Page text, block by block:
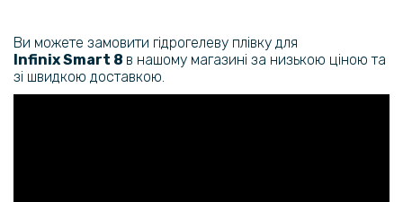
Ви можете замовити гідрогелеву плівку для
InfinixSmart 8 в нашому магазині за низькою ціною та
зі швидкою доставкою.